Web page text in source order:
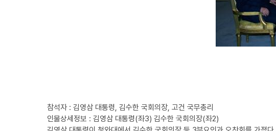
참석자 : 김영삼 대통령, 김수한 국회의장, 고건 국무총리
인물상세정보 : 김영삼 대통령(좌3) 김수한 국회의장(좌2)